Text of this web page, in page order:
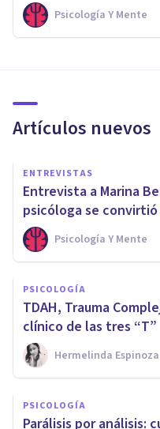
Psicología Y Mente
Artículos nuevos
ENTREVISTAS
Entrevista a Marina
psicóloga se
Psicología Y Mente
PSICOLOGÍA
TDAH, Trauma
clínico de las tres “T”
Hermelinda
PSICOLOGÍA
Parálisis por análisis: